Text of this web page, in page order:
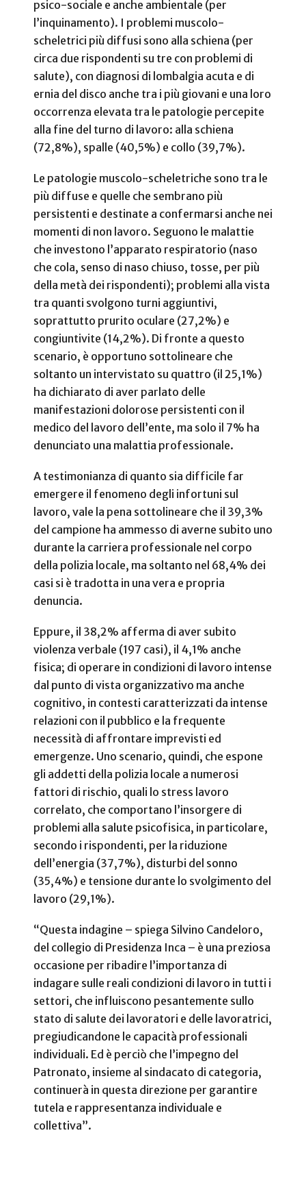
psico-sociale e anche ambientale (per
l’inquinamento). I problemi muscolo-
scheletrici più diffusi sono alla schiena (per
circa due rispondenti su tre con problemi di
salute), con diagnosi di lombalgia acuta e di
ernia del disco anche tra i più giovani e una loro
occorrenza elevata tra le patologie percepite
alla fine del turno di lavoro: alla schiena
(72,8%), spalle (40,5%) e collo (39,7%).
Le patologie muscolo-scheletriche sono tra le
più diffuse e quelle che sembrano più
persistenti e destinate a confermarsi anche nei
momenti di non lavoro. Seguono le malattie
che investono l’apparato respiratorio (naso
che cola, senso di naso chiuso, tosse, per più
della metà dei rispondenti); problemi alla vista
tra quanti svolgono turni aggiuntivi,
soprattutto prurito oculare (27,2%) e
congiuntivite (14,2%). Di fronte a questo
scenario, è opportuno sottolineare che
soltanto un intervistato su quattro (il 25,1%)
ha dichiarato di aver parlato delle
manifestazioni dolorose persistenti con il
medico del lavoro dell’ente, ma solo il 7% ha
denunciato una malattia professionale.
A testimonianza di quanto sia difficile far
emergere il fenomeno degli infortuni sul
lavoro, vale la pena sottolineare che il 39,3%
del campione ha ammesso di averne subito uno
durante la carriera professionale nel corpo
della polizia locale, ma soltanto nel 68,4% dei
casi si è tradotta in una vera e propria
denuncia.
Eppure, il 38,2% afferma di aver subito
violenza verbale (197 casi), il 4,1% anche
fisica; di operare in condizioni di lavoro intense
dal punto di vista organizzativo ma anche
cognitivo, in contesti caratterizzati da intense
relazioni con il pubblico e la frequente
necessità di affrontare imprevisti ed
emergenze. Uno scenario, quindi, che espone
gli addetti della polizia locale a numerosi
fattori di rischio, quali lo stress lavoro
correlato, che comportano l’insorgere di
problemi alla salute psicofisica, in particolare,
secondo i rispondenti, per la riduzione
dell’energia (37,7%), disturbi del sonno
(35,4%) e tensione durante lo svolgimento del
lavoro (29,1%).
“Questa indagine – spiega Silvino Candeloro,
del collegio di Presidenza Inca – è una preziosa
occasione per ribadire l’importanza di
indagare sulle reali condizioni di lavoro in tutti i
settori, che influiscono pesantemente sullo
stato di salute dei lavoratori e delle lavoratrici,
pregiudicandone le capacità professionali
individuali. Ed è perciò che l’impegno del
Patronato, insieme al sindacato di categoria,
continuerà in questa direzione per garantire
tutela e rappresentanza individuale e
collettiva”.